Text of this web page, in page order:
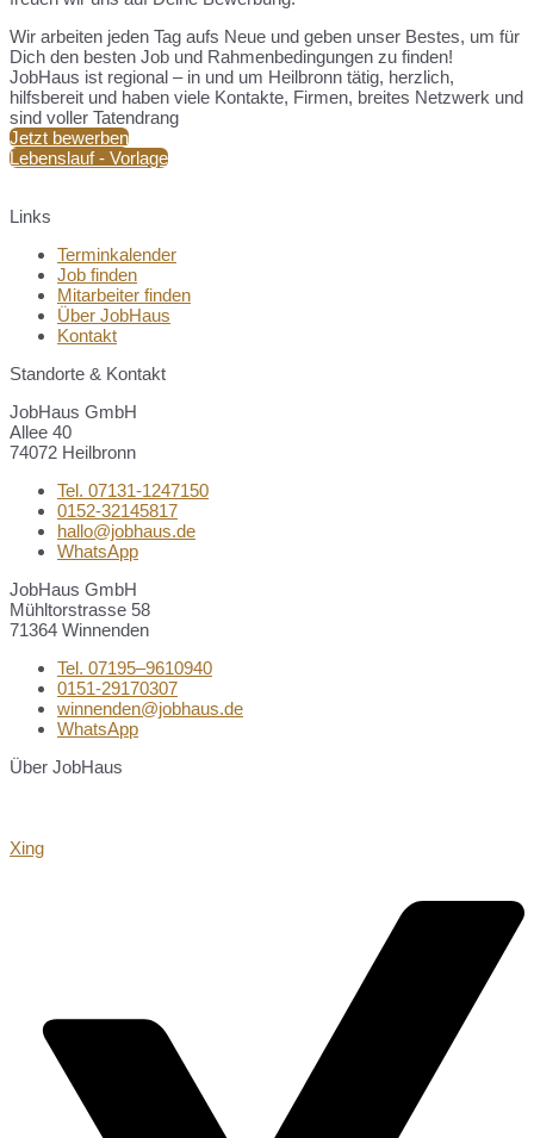
Wir arbeiten jeden Tag aufs Neue und geben unser Bestes, um für
Dich den besten Job und Rahmenbedingungen zu finden!
JobHaus ist regional – in und um Heilbronn tätig, herzlich,
hilfsbereit und haben viele Kontakte, Firmen, breites Netzwerk und
sind voller Tatendrang
Jetzt bewerben
Lebenslauf - Vorlage
Links
Terminkalender
Job finden
Mitarbeiter finden
Über JobHaus
Kontakt
Standorte & Kontakt
JobHaus GmbH
Allee 40
74072 Heilbronn
Tel. 07131-1247150
0152-32145817
hallo@jobhaus.de
WhatsApp
JobHaus GmbH
Mühltorstrasse 58
71364 Winnenden
Tel. 07195–9610940
0151-29170307
winnenden@jobhaus.de
WhatsApp
Über JobHaus
Xing